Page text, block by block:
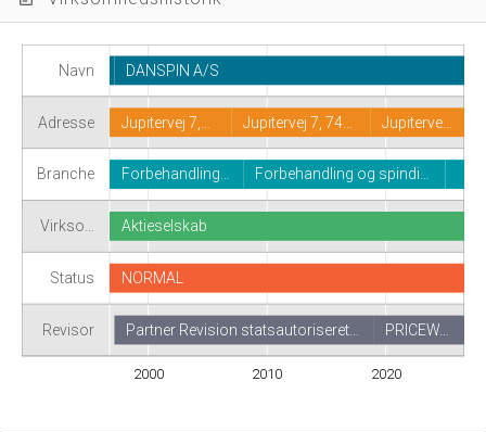
Navn
Adresse
Branche
Virkso…
Status
Revisor
2000 2010 2020
DANSPIN A/S
Jupitervej 7,… Jupitervej 7, 74… Jupiterve…
Forbehandling… Forbehandling og spindi…
Aktieselskab
NORMAL
Partner Revision statsautoriseret… PRICEW…